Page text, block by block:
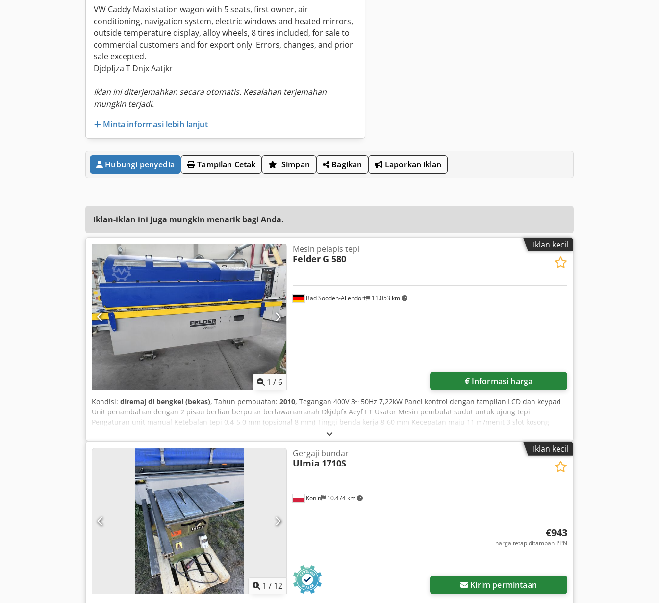
VW Caddy Maxi station wagon with 5 seats, first owner, air
conditioning, navigation system, electric windows and heated mirrors,
outside temperature display, alloy wheels, 8 tires included, for sale to
commercial customers and for export only. Errors, changes, and prior
sale excepted.
Djdpfjza T Dnjx Aatjkr
Iklan ini diterjemahkan secara otomatis. Kesalahan terjemahan
mungkin terjadi.
Minta informasi lebih lanjut
Hubungi penyedia Tampilan Cetak Simpan Bagikan Laporkan iklan
Iklan-iklan ini juga mungkin menarik bagi Anda.
Iklan kecil
1 / 6
Bad Sooden-Allendorf 11.053 km
Mesin pelapis tepi
Felder G 580
Informasi harga
Kondisi: diremaj di bengkel (bekas), Tahun pembuatan: 2010, Tegangan 400V 3~ 50Hz 7,22kW Panel kontrol dengan tampilan LCD dan keypad
Unit penambahan dengan 2 pisau berlian berputar berlawanan arah Dkjdpfx Aeyf I T Usator Mesin pembulat sudut untuk ujung tepi
Pengaturan unit manual Ketebalan tepi 0,4-5,0 mm (opsional 8 mm) Tinggi benda kerja 8-60 mm Kecepatan maju 11 m/menit 3 slot kosong
untuk unit finishing Pemasukan tepi untuk material gulungan dan potongan strip Pisau penarik
Iklan kecil
1 / 12
Konin 10.474 km
Gergaji bundar
Ulmia 1710S
€943
harga tetap ditambah PPN
Kirim permintaan